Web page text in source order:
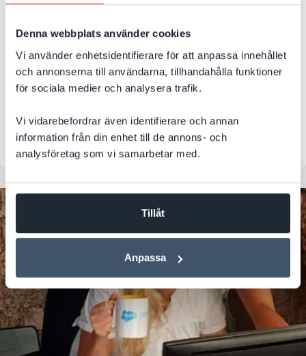
Denna webbplats använder cookies
Vi använder enhetsidentifierare för att anpassa innehållet
och annonserna till användarna, tillhandahålla funktioner
för sociala medier och analysera trafik.
Vi vidarebefordrar även identifierare och annan
information från din enhet till de annons- och
analysföretag som vi samarbetar med.
Tillåt
Anpassa
Younium-integration för
internationellt SaaS-bolag
Ett internationellt SaaS-bolag med avancerad Salesforce-
miljö behövde förbereda sin CRM-struktur inför en
kommande Youni...